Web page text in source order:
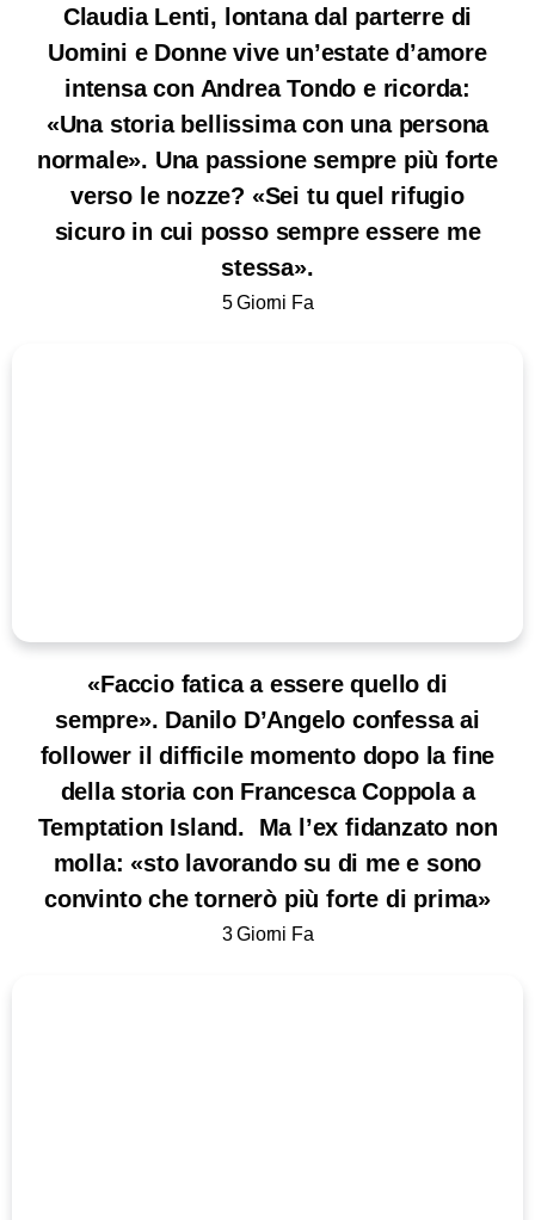
Claudia Lenti, lontana dal parterre di
Uomini e Donne vive un’estate d’amore
intensa con Andrea Tondo e ricorda:
«Una storia bellissima con una persona
normale». Una passione sempre più forte
verso le nozze? «Sei tu quel rifugio
sicuro in cui posso sempre essere me
stessa».
5 Giorni Fa
«Faccio fatica a essere quello di
sempre». Danilo D’Angelo confessa ai
follower il difficile momento dopo la fine
della storia con Francesca Coppola a
Temptation Island. Ma l’ex fidanzato non
molla: «sto lavorando su di me e sono
convinto che tornerò più forte di prima»
3 Giorni Fa